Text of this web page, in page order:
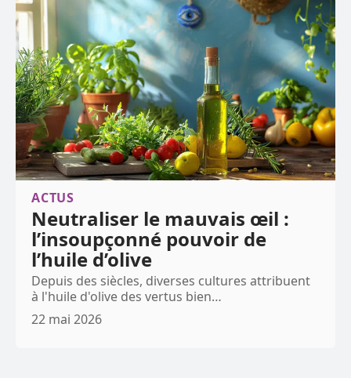
ACTUS
Neutraliser le mauvais œil :
l’insoupçonné pouvoir de
l’huile d’olive
Depuis des siècles, diverses cultures attribuent
à l'huile d'olive des vertus bien…
22 mai 2026